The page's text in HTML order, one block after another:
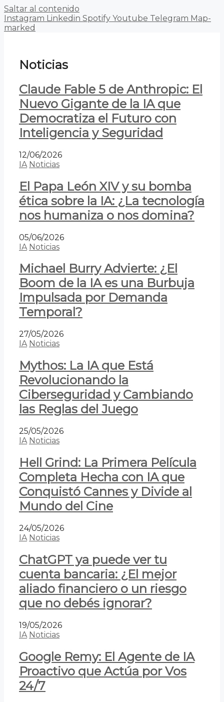
Saltar al contenido
Instagram Linkedin Spotify Youtube Telegram Map-
marked
Noticias
Claude Fable 5 de Anthropic: El
Nuevo Gigante de la IA que
Democratiza el Futuro con
Inteligencia y Seguridad
12/06/2026
IA Noticias
El Papa León XIV y su bomba
ética sobre la IA: ¿La tecnología
nos humaniza o nos domina?
05/06/2026
IA Noticias
Michael Burry Advierte: ¿El
Boom de la IA es una Burbuja
Impulsada por Demanda
Temporal?
27/05/2026
IA Noticias
Mythos: La IA que Está
Revolucionando la
Ciberseguridad y Cambiando
las Reglas del Juego
25/05/2026
IA Noticias
Hell Grind: La Primera Película
Completa Hecha con IA que
Conquistó Cannes y Divide al
Mundo del Cine
24/05/2026
IA Noticias
ChatGPT ya puede ver tu
cuenta bancaria: ¿El mejor
aliado financiero o un riesgo
que no debés ignorar?
19/05/2026
IA Noticias
Google Remy: El Agente de IA
Proactivo que Actúa por Vos
24/7